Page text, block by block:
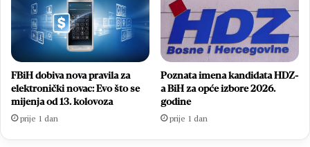
FBiH dobiva nova pravila za
elektronički novac: Evo što se
mijenja od 13. kolovoza
prije 1 dan
Poznata imena kandidata HDZ-
a BiH za opće izbore 2026.
godine
prije 1 dan